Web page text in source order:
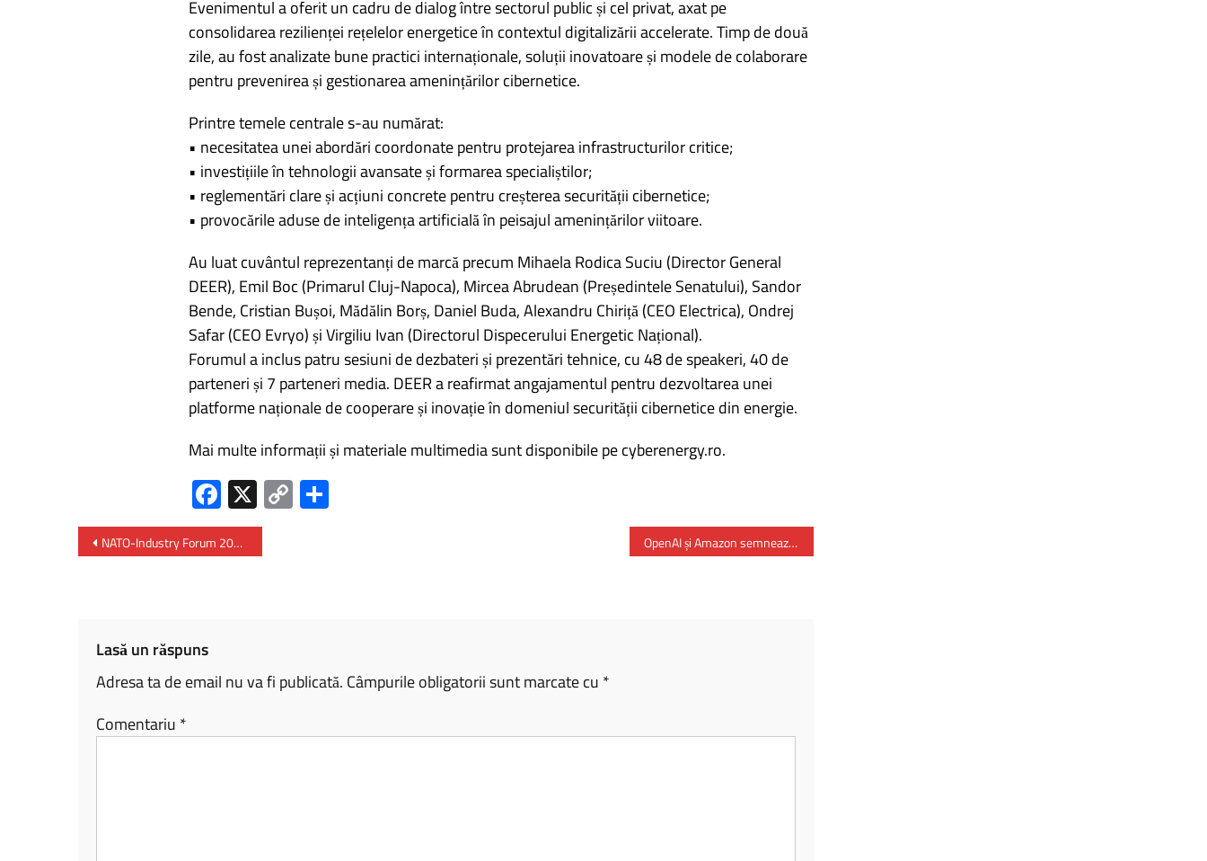
Evenimentul a oferit un cadru de dialog între sectorul public și cel privat, axat pe
consolidarea rezilienței rețelelor energetice în contextul digitalizării accelerate. Timp de două
zile, au fost analizate bune practici internaționale, soluții inovatoare și modele de colaborare
pentru prevenirea și gestionarea amenințărilor cibernetice.
Printre temele centrale s-au numărat:
• necesitatea unei abordări coordonate pentru protejarea infrastructurilor critice;
• investițiile în tehnologii avansate și formarea specialiștilor;
• reglementări clare și acțiuni concrete pentru creșterea securității cibernetice;
• provocările aduse de inteligența artificială în peisajul amenințărilor viitoare.
Au luat cuvântul reprezentanți de marcă precum Mihaela Rodica Suciu (Director General
DEER), Emil Boc (Primarul Cluj-Napoca), Mircea Abrudean (Președintele Senatului), Sandor
Bende, Cristian Bușoi, Mădălin Borș, Daniel Buda, Alexandru Chiriță (CEO Electrica), Ondrej
Safar (CEO Evryo) și Virgiliu Ivan (Directorul Dispecerului Energetic Național).
Forumul a inclus patru sesiuni de dezbateri și prezentări tehnice, cu 48 de speakeri, 40 de
parteneri și 7 parteneri media. DEER a reafirmat angajamentul pentru dezvoltarea unei
platforme naționale de cooperare și inovație în domeniul securității cibernetice din energie.
Mai multe informații și materiale multimedia sunt disponibile pe cyberenergy.ro.
Fa
ce
b
X C
o
P
ar
NATO-Industry Forum 2025 la București OpenAI și Amazon semnează un parteneriat de 38 miliarde dolari pentru infrastructură AI
Lasă un răspuns
Adresa ta de email nu va fi publicată. Câmpurile obligatorii sunt marcate cu *
Comentariu *